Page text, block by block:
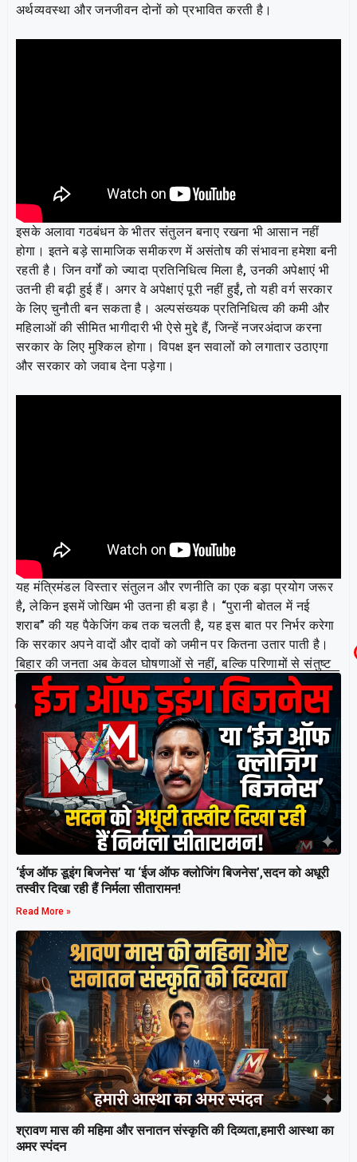
अर्थव्यवस्था और जनजीवन दोनों को प्रभावित करती है।
इसके अलावा गठबंधन के भीतर संतुलन बनाए रखना भी आसान नहीं
होगा। इतने बड़े सामाजिक समीकरण में असंतोष की संभावना हमेशा बनी
रहती है। जिन वर्गों को ज्यादा प्रतिनिधित्व मिला है, उनकी अपेक्षाएं भी
उतनी ही बढ़ी हुई हैं। अगर वे अपेक्षाएं पूरी नहीं हुईं, तो यही वर्ग सरकार
के लिए चुनौती बन सकता है। अल्पसंख्यक प्रतिनिधित्व की कमी और
महिलाओं की सीमित भागीदारी भी ऐसे मुद्दे हैं, जिन्हें नजरअंदाज करना
सरकार के लिए मुश्किल होगा। विपक्ष इन सवालों को लगातार उठाएगा
और सरकार को जवाब देना पड़ेगा।
यह मंत्रिमंडल विस्तार संतुलन और रणनीति का एक बड़ा प्रयोग जरूर
है, लेकिन इसमें जोखिम भी उतना ही बड़ा है। “पुरानी बोतल में नई
शराब” की यह पैकेजिंग कब तक चलती है, यह इस बात पर निर्भर करेगा
कि सरकार अपने वादों और दावों को जमीन पर कितना उतार पाती है।
बिहार की जनता अब केवल घोषणाओं से नहीं, बल्कि परिणामों से संतुष्ट
होती है—और यही इस पूरी कवायद की असली कसौटी होगी।
Related Post
‘ईज ऑफ डूइंग बिजनेस’ या ‘ईज ऑफ क्लोजिंग बिजनेस’,सदन को अधूरी
तस्वीर दिखा रही हैं निर्मला सीतारामन!
Read More »
श्रावण मास की महिमा और सनातन संस्कृति की दिव्यता,हमारी आस्था का
अमर स्पंदन